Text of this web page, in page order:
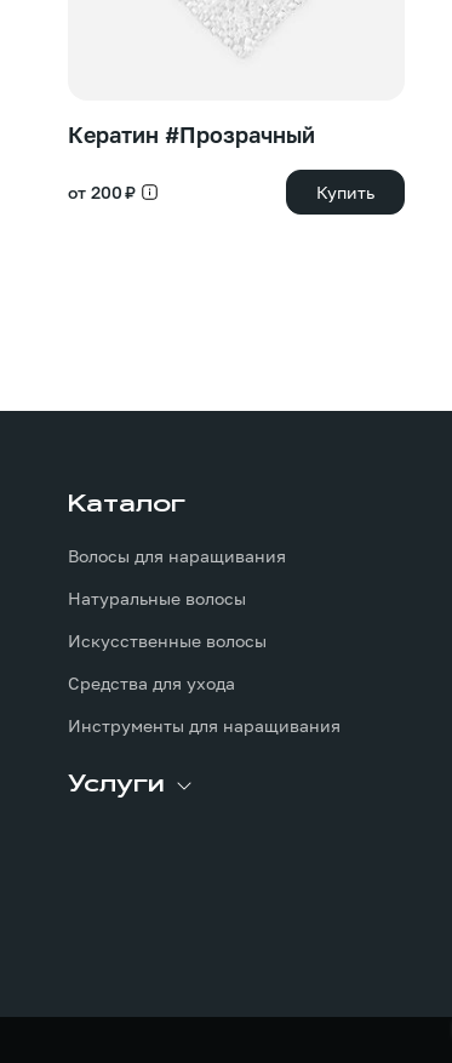
Кератин #Прозрачный
от 200 ₽ Купить
Каталог
Волосы для наращивания
Натуральные волосы
Искусственные волосы
Средства для ухода
Инструменты для наращивания
Услуги